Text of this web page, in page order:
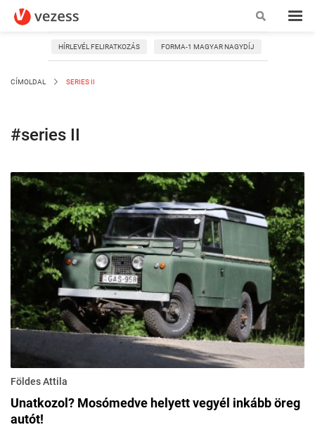
HÍRLEVÉL FELIRATKOZÁS FORMA-1 MAGYAR NAGYDÍJ
CÍMOLDAL SERIES II
#series II
Földes Attila
Unatkozol? Mosómedve helyett vegyél inkább öreg
autót!